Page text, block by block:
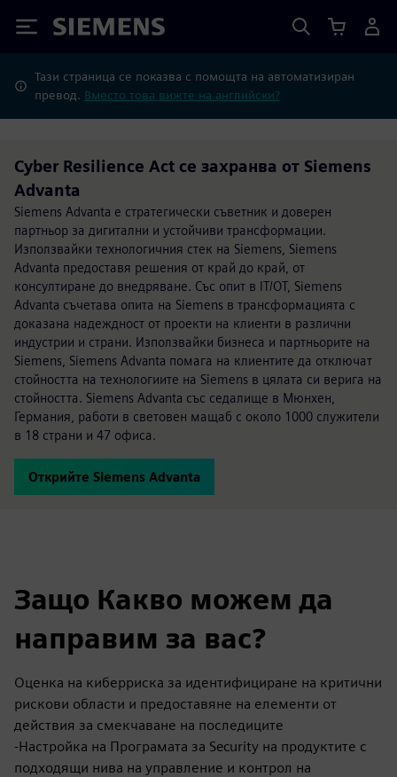
Siemens
Тази страница се показва с помощта на автоматизиран
превод. Вместо това вижте на английски?
Cyber Resilience Act се захранва от Siemens
Advanta
Siemens Advanta е стратегически съветник и доверен
партньор за дигитални и устойчиви трансформации.
Използвайки технологичния стек на Siemens, Siemens
Advanta предоставя решения от край до край, от
консултиране до внедряване. Със опит в IT/OT, Siemens
Advanta съчетава опита на Siemens в трансформацията с
доказана надеждност от проекти на клиенти в различни
индустрии и страни. Използвайки бизнеса и партньорите на
Siemens, Siemens Advanta помага на клиентите да отключат
стойността на технологиите на Siemens в цялата си верига на
стойността. Siemens Advanta със седалище в Мюнхен,
Германия, работи в световен мащаб с около 1000 служители
в 18 страни и 47 офиса.
Открийте Siemens Advanta
Защо Какво можем да
направим за вас?
Оценка на киберриска за идентифициране на критични
рискови области и предоставяне на елементи от
действия за смекчаване на последиците
-Настройка на Програмата за Security на продуктите с
подходящи нива на управление и контрол на